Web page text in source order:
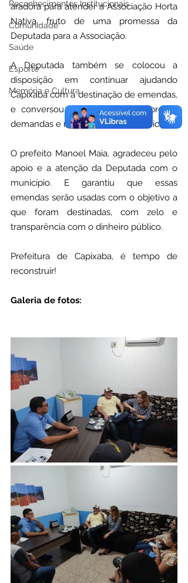
Reconhecimentos Institucionais
Comunidade
Saúde
Esporte
Memória e Cultura
aradora para atender a Associação Horta
Nativa, fruto de uma promessa da
Deputada para a Associação.
A Deputada também se colocou a
disposição em continuar ajudando
Capixaba com a destinação de emendas,
e conversou com o prefeito sobre as
demandas e necessidades do município.
O prefeito Manoel Maia, agradeceu pelo
apoio e a atenção da Deputada com o
município. E garantiu que essas
emendas serão usadas com o objetivo a
que foram destinadas, com zelo e
transparência com o dinheiro público.
Prefeitura de Capixaba, é tempo de
reconstruir!
Galeria de fotos: